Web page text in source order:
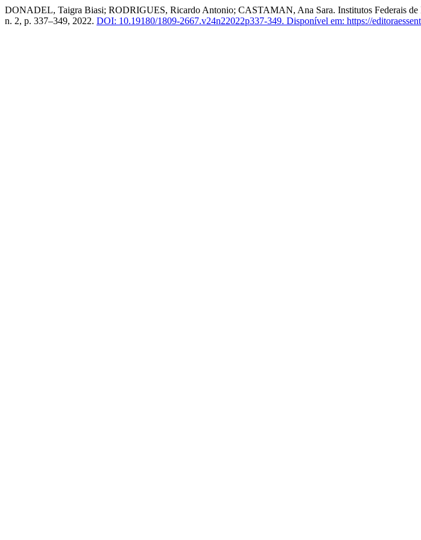
DONADEL, Taigra Biasi; RODRIGUES, Ricardo Antonio; CASTAMAN, Ana Sara. Institutos Federais de
n. 2, p. 337–349, 2022. DOI: 10.19180/1809-2667.v24n22022p337-349. Disponível em: https://